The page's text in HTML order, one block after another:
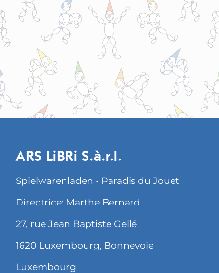
ARS LiBRi S.à.r.l.
Spielwarenladen • Paradis du Jouet
Directrice: Marthe Bernard
27, rue Jean Baptiste Gellé
1620 Luxembourg, Bonnevoie
Luxembourg